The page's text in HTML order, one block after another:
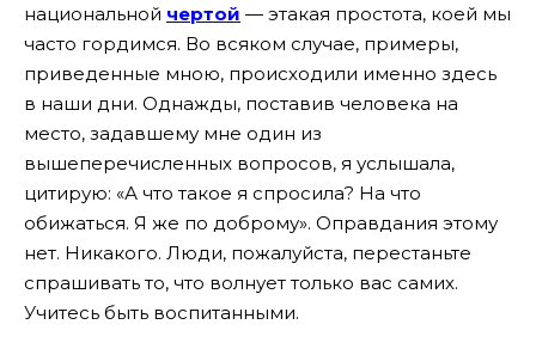
национальной чертой — этакая простота, коей мы
часто гордимся. Во всяком случае, примеры,
приведенные мною, происходили именно здесь
в наши дни. Однажды, поставив человека на
место, задавшему мне один из
вышеперечисленных вопросов, я услышала,
цитирую: «А что такое я спросила? На что
обижаться. Я же по доброму». Оправдания этому
нет. Никакого. Люди, пожалуйста, перестаньте
спрашивать то, что волнует только вас самих.
Учитесь быть воспитанными.